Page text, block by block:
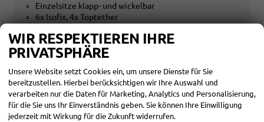
Einzelsitze klapp- und wickelbar
6x Isofix, 4x Toptether
Sitzbezüge Stoff gestreift in Palladium Super Dark-Black /
Palladium Super Dark-Palladium Grey / Black
El. Fensterheber
vorhanden
Seitenfenster im Lade-/Fahrgastraum hinten links
vorhanden
Seitenfenster im Lade-/Fahrgastraum hinten rechts
WIR RESPEKTIEREN IHRE
PRIVATSPHÄRE
Unsere Website setzt Cookies ein, um unsere Dienste für Sie
bereitzustellen. Hierbei berücksichtigen wir Ihre Auswahl und
verarbeiten nur die Daten für Marketing, Analytics und Personalisierung,
für die Sie uns Ihr Einverständnis geben. Sie können Ihre Einwilligung
jederzeit mit Wirkung für die Zukunft widerrufen.